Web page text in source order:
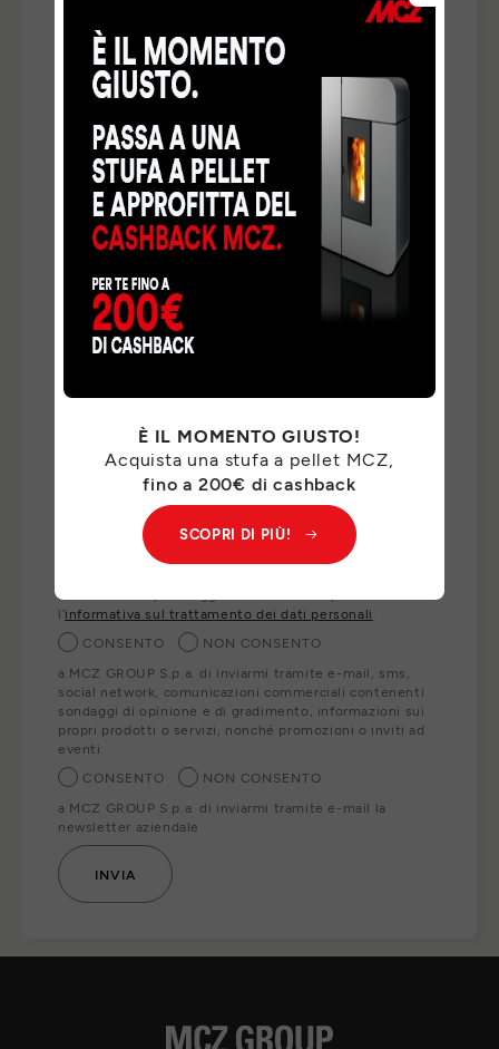
TELEFONO*
NAZIONE*
INDICA QUI DI CHE COSA HAI BISOGNO *
I Suoi dati personali saranno trattati da MCZ GROUP
consenso, per finalità di marketing. Per il riscontro delle
Sue richieste, potremo comunicare i Suoi dati personali
ai nostri partner locali che Le forniranno direttamente i
i Suoi diritti o per maggiori informazioni può consultare
l’informativa sul trattamento dei dati personali
CONSENTO
NON CONSENTO
a MCZ GROUP S.p.a. di inviarmi tramite e-mail, sms,
social network, comunicazioni commerciali contenenti
sondaggi di opinione e di gradimento, informazioni sui
propri prodotti o servizi, nonché promozioni o inviti ad
eventi
CONSENTO
NON CONSENTO
a MCZ GROUP S.p.a. di inviarmi tramite e-mail la
newsletter aziendale
È IL MOMENTO GIUSTO!
Acquista una stufa a pellet MCZ,
fino a 200€ di cashback
SCOPRI DI PIÙ!